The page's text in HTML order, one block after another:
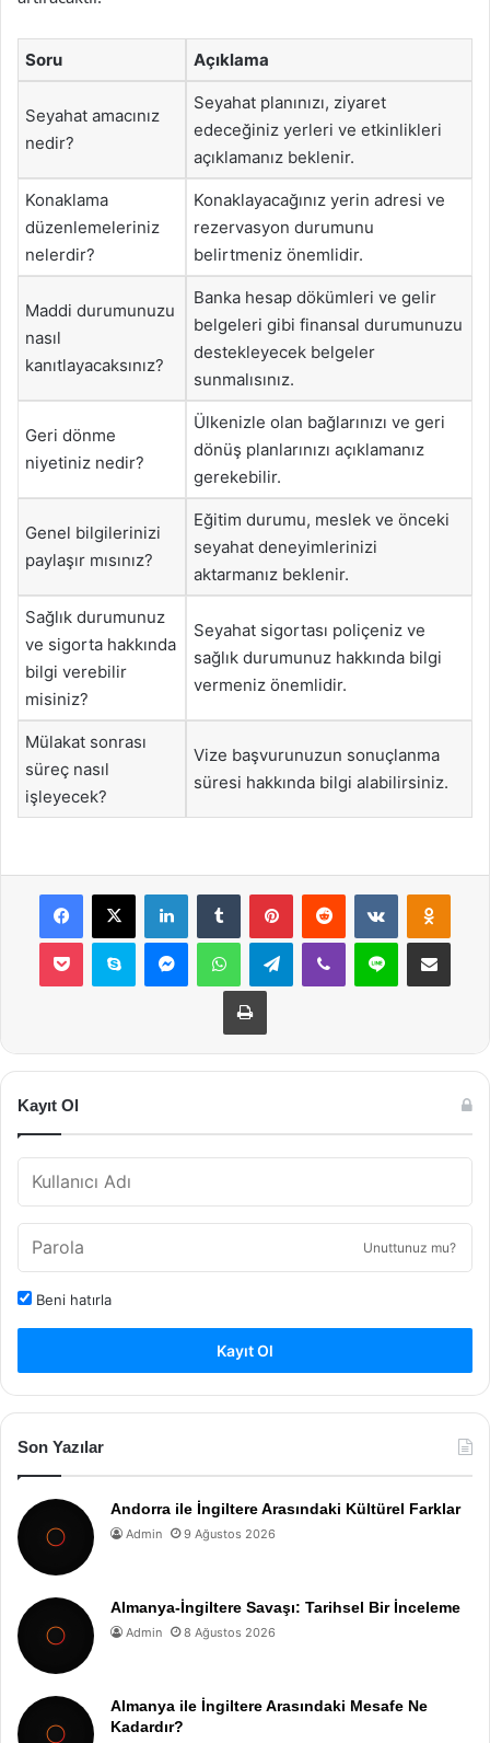
Soru Açıklama
Seyahat amacınız
nedir?
Seyahat planınızı, ziyaret
edeceğiniz yerleri ve etkinlikleri
açıklamanız beklenir.
Konaklama
düzenlemeleriniz
nelerdir?
Konaklayacağınız yerin adresi ve
rezervasyon durumunu
belirtmeniz önemlidir.
Maddi durumunuzu
nasıl
kanıtlayacaksınız?
Banka hesap dökümleri ve gelir
belgeleri gibi finansal durumunuzu
destekleyecek belgeler
sunmalısınız.
Geri dönme
niyetiniz nedir?
Ülkenizle olan bağlarınızı ve geri
dönüş planlarınızı açıklamanız
gerekebilir.
Genel bilgilerinizi
paylaşır mısınız?
Eğitim durumu, meslek ve önceki
seyahat deneyimlerinizi
aktarmanız beklenir.
Sağlık durumunuz
ve sigorta hakkında
bilgi verebilir
misiniz?
Seyahat sigortası poliçeniz ve
sağlık durumunuz hakkında bilgi
vermeniz önemlidir.
Mülakat sonrası
süreç nasıl
işleyecek?
Vize başvurunuzun sonuçlanma
süresi hakkında bilgi alabilirsiniz.
Facebook
X LinkedInTumblr PinterestReddit VKontakte
Pocket Skype MessengerWhatsAppTelegramViber Line E-Posta ile
Yazdır
Kayıt Ol
Unuttunuz mu?
Beni hatırla
Kayıt Ol
Son Yazılar
Andorra ile İngiltere Arasındaki Kültürel Farklar
Admin 9 Ağustos 2026
Almanya-İngiltere Savaşı: Tarihsel Bir İnceleme
Admin 8 Ağustos 2026
Almanya ile İngiltere Arasındaki Mesafe Ne
Kadardır?